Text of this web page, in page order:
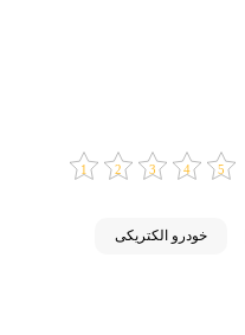
خودرو الکتریکی